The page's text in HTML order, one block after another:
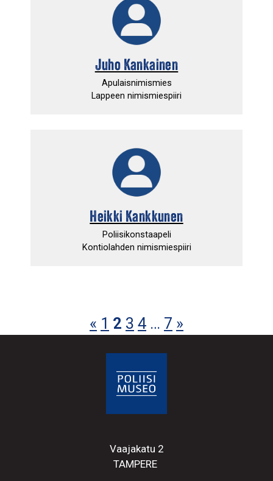
Juho Kankainen
Apulaisnimismies
Lappeen nimismiespiiri
Heikki Kankkunen
Poliisikonstaapeli
Kontiolahden nimismiespiiri
« 1 2 3 4 … 7 »
Vaajakatu 2
TAMPERE